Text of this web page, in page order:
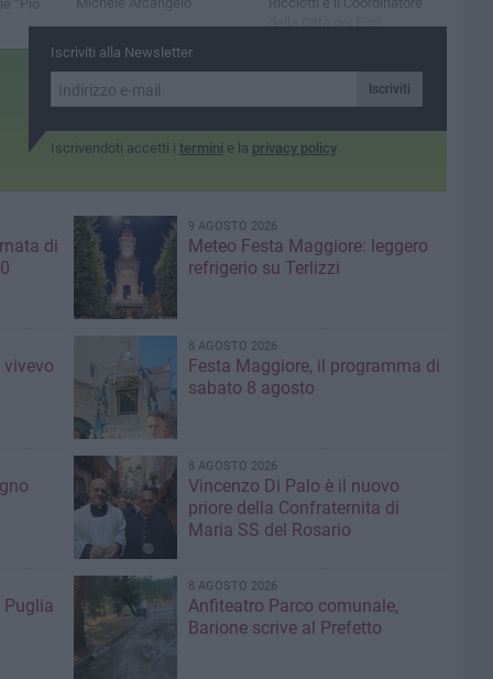
“Pio
della Città dei Fiori
Iscriviti alla Newsletter
Iscriviti
Iscrivendoti accetti i termini e la privacy policy
di
9 AGOSTO 2026
Meteo Festa Maggiore: leggero
refrigerio su Terlizzi
vivevo
8 AGOSTO 2026
Festa Maggiore, il programma di
sabato 8 agosto
8 AGOSTO 2026
Vincenzo Di Palo è il nuovo
priore della Confraternita di
Maria SS del Rosario
Puglia
8 AGOSTO 2026
Anfiteatro Parco comunale,
Barione scrive al Prefetto